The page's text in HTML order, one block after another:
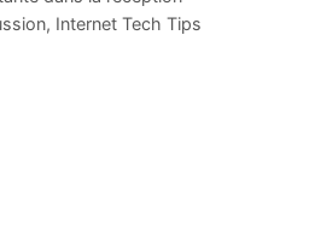
Internet Tech Tips